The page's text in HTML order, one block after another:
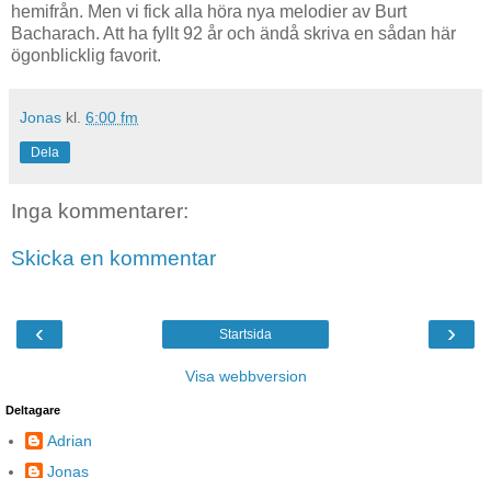
hemifrån. Men vi fick alla höra nya melodier av Burt
Bacharach. Att ha fyllt 92 år och ändå skriva en sådan här
ögonblicklig favorit.
Jonas kl. 6:00 fm
Dela
Inga kommentarer:
Skicka en kommentar
‹ ›
Startsida
Visa webbversion
Deltagare
Adrian
Jonas